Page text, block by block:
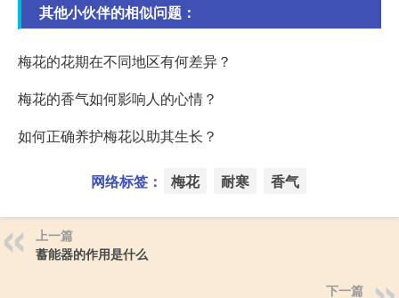
其他小伙伴的相似问题：
梅花的花期在不同地区有何差异？
梅花的香气如何影响人的心情？
如何正确养护梅花以助其生长？
网络标签： 梅花 耐寒 香气
上一篇
蓄能器的作用是什么
下一篇